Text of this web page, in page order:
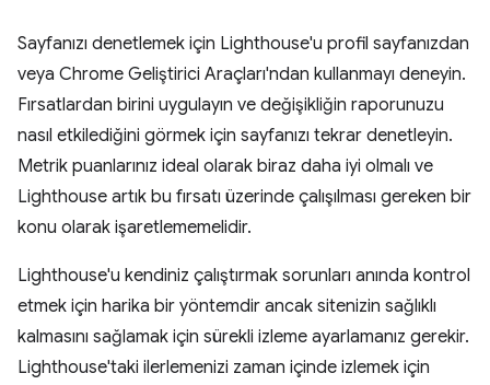
Sayfanızı denetlemek için Lighthouse'u profil sayfanızdan
veya Chrome Geliştirici Araçları'ndan kullanmayı deneyin.
Fırsatlardan birini uygulayın ve değişikliğin raporunuzu
nasıl etkilediğini görmek için sayfanızı tekrar denetleyin.
Metrik puanlarınız ideal olarak biraz daha iyi olmalı ve
Lighthouse artık bu fırsatı üzerinde çalışılması gereken bir
konu olarak işaretlememelidir.
Lighthouse'u kendiniz çalıştırmak sorunları anında kontrol
etmek için harika bir yöntemdir ancak sitenizin sağlıklı
kalmasını sağlamak için sürekli izleme ayarlamanız gerekir.
Lighthouse'taki ilerlemenizi zaman içinde izlemek için